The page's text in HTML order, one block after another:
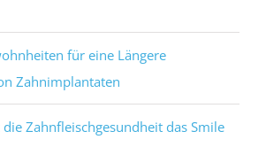
für eine Längere
Zahnimplantaten
Zahnfleischgesundheit das Smile